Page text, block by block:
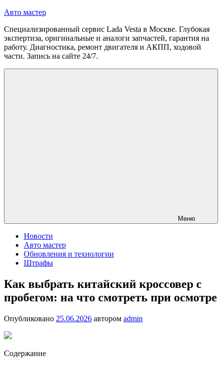
Перейти
содержимому
Авто мастер
Специализированный сервис Lada Vesta в Москве. Глубокая
экспертиза, оригинальные и аналоги запчастей, гарантия на
работу. Диагностика, ремонт двигателя и АКПП, ходовой
части. Запись на сайте 24/7.
Меню
Новости
Авто мастер
Обновления и технологии
Штрафы
Как выбрать китайский кроссовер с
пробегом: на что смотреть при осмотре
Опубликовано 25.06.2026 автором admin
Содержание